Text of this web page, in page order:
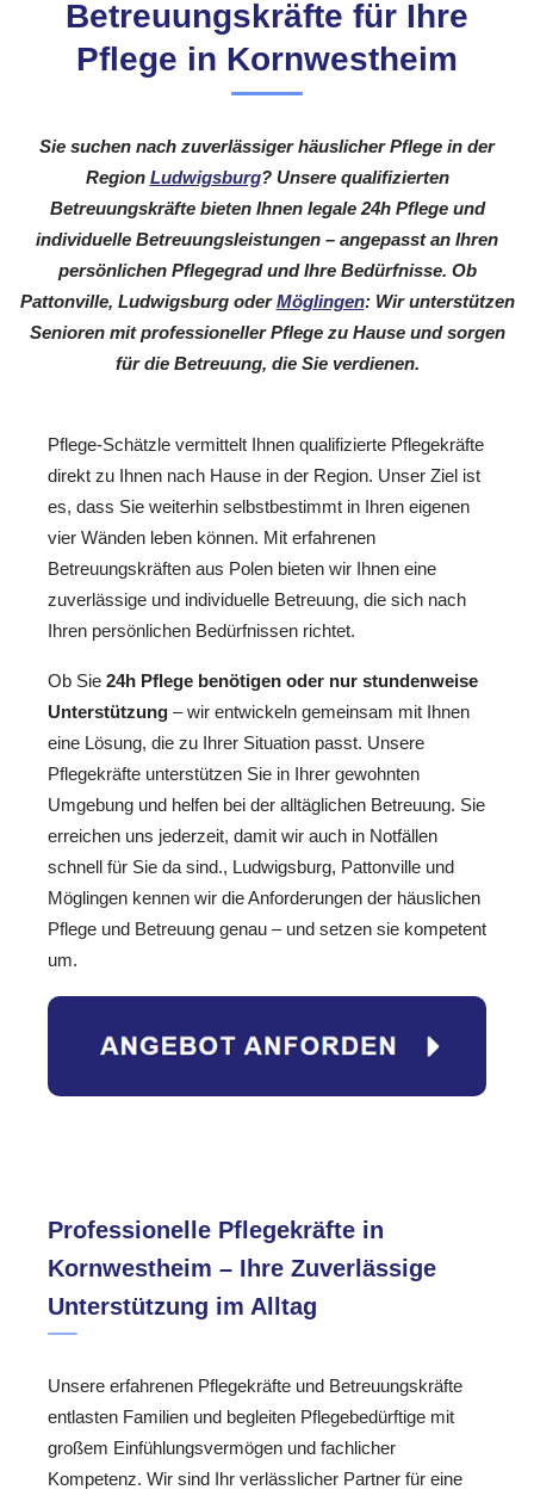
Betreuungskräfte für Ihre
Pflege in Kornwestheim
Sie suchen nach zuverlässiger häuslicher Pflege in der
Region Ludwigsburg? Unsere qualifizierten
Betreuungskräfte bieten Ihnen legale 24h Pflege und
individuelle Betreuungsleistungen – angepasst an Ihren
persönlichen Pflegegrad und Ihre Bedürfnisse. Ob
Pattonville, Ludwigsburg oderMöglingen: Wir unterstützen
Senioren mit professioneller Pflege zu Hause und sorgen
für die Betreuung, die Sie verdienen.
Pflege-Schätzle vermittelt Ihnen qualifizierte Pflegekräfte
direkt zu Ihnen nach Hause in der Region. Unser Ziel ist
es, dass Sie weiterhin selbstbestimmt in Ihren eigenen
vier Wänden leben können. Mit erfahrenen
Betreuungskräften aus Polen bieten wir Ihnen eine
zuverlässige und individuelle Betreuung, die sich nach
Ihren persönlichen Bedürfnissen richtet.
Ob Sie 24h Pflege benötigen oder nur stundenweise
Unterstützung – wir entwickeln gemeinsam mit Ihnen
eine Lösung, die zu Ihrer Situation passt. Unsere
Pflegekräfte unterstützen Sie in Ihrer gewohnten
Umgebung und helfen bei der alltäglichen Betreuung. Sie
erreichen uns jederzeit, damit wir auch in Notfällen
schnell für Sie da sind., Ludwigsburg, Pattonville und
Möglingen kennen wir die Anforderungen der häuslichen
Pflege und Betreuung genau – und setzen sie kompetent
um.
Professionelle Pflegekräfte in
Kornwestheim – Ihre Zuverlässige
Unterstützung im Alltag
Unsere erfahrenen Pflegekräfte und Betreuungskräfte
entlasten Familien und begleiten Pflegebedürftige mit
großem Einfühlungsvermögen und fachlicher
Kompetenz. Wir sind Ihr verlässlicher Partner für eine